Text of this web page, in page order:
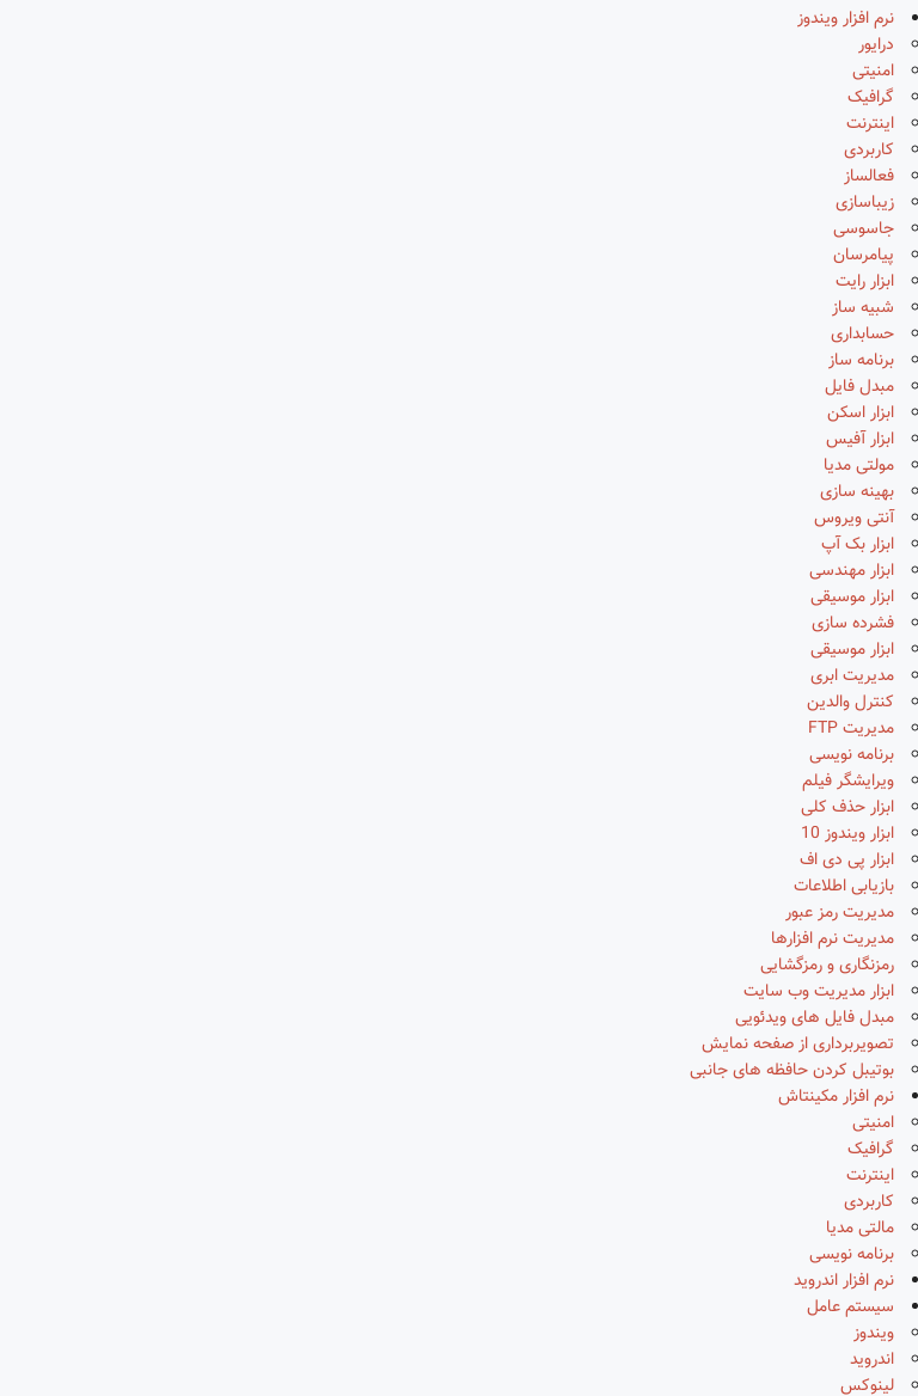
نرم افزار ویندوز
درایور
امنیتی
گرافیک
اینترنت
کاربردی
فعالساز
زیباسازی
جاسوسی
پیامرسان
ابزار رایت
شبیه ساز
حسابداری
برنامه ساز
مبدل فایل
ابزار اسکن
ابزار آفیس
مولتی مدیا
بهینه سازی
آنتی ویروس
ابزار بک آپ
ابزار مهندسی
ابزار موسیقی
فشرده سازی
ابزار موسیقی
مدیریت ابری
کنترل والدین
مدیریت FTP
برنامه نویسی
ویرایشگر فیلم
ابزار حذف کلی
ابزار ویندوز 10
ابزار پی دی اف
بازیابی اطلاعات
مدیریت رمز عبور
مدیریت نرم افزارها
رمزنگاری و رمزگشایی
ابزار مدیریت وب سایت
مبدل فایل های ویدئویی
تصویربرداری از صفحه نمایش
بوتیبل کردن حافظه های جانبی
نرم افزار مکینتاش
امنیتی
گرافیک
اینترنت
کاربردی
مالتی مدیا
برنامه نویسی
نرم افزار اندروید
سیستم عامل
ویندوز
اندروید
لینوکس